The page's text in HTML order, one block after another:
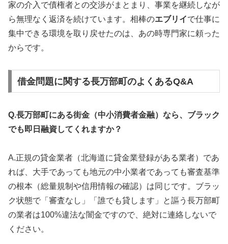
家の介入で債権者との交渉がまとまり、事業を継続しなが
ら無理なく返済を続けています。相棒のエブリイで仕事に
集中できる環境を取り戻せたのは、あの時専門家に頼った
からです。
借金問題に関する長万部町のよくあるQ&A
Q.長万部町にある街金（中小消費者金融）なら、ブラック
でも即日融資してくれますか？
A.正規の貸金業者（北海道に貸金業登録がある業者）であ
れば、大手であっても地元の中小業者であっても審査基準
の根本（総量規制や信用情報の確認）は同じです。ブラッ
ク状態で「審査なし」「誰でも貸します」と謳う長万部町
の業者は100%違法な闇金ですので、絶対に連絡しないで
ください。